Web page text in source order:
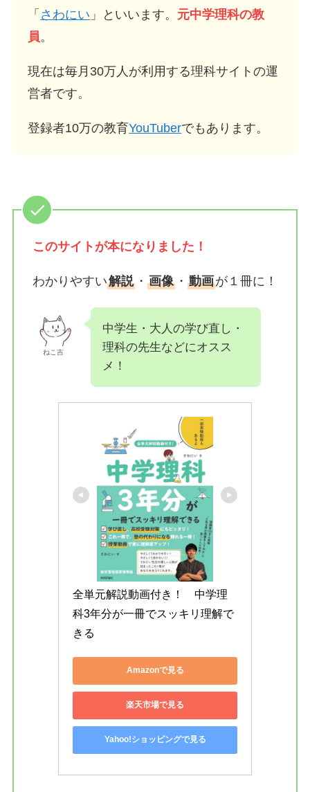
「 さわにい 」といいます。 元中学理科の教
員。
現在は毎月30万人が利用する理科サイトの運
営者です。
登録者10万の教育YouTuberでもあります。
このサイトが本になりました！
わかりやすい解説・ 画像・ 動画が１冊に！
ねこ吉
中学生・大人の学び直し・
理科の先生などにオスス
メ！
全単元解説動画付き！　中学理
科3年分が一冊でスッキリ理解で
きる
Amazonで見る
楽天市場で見る
Yahoo!ショッピングで見る